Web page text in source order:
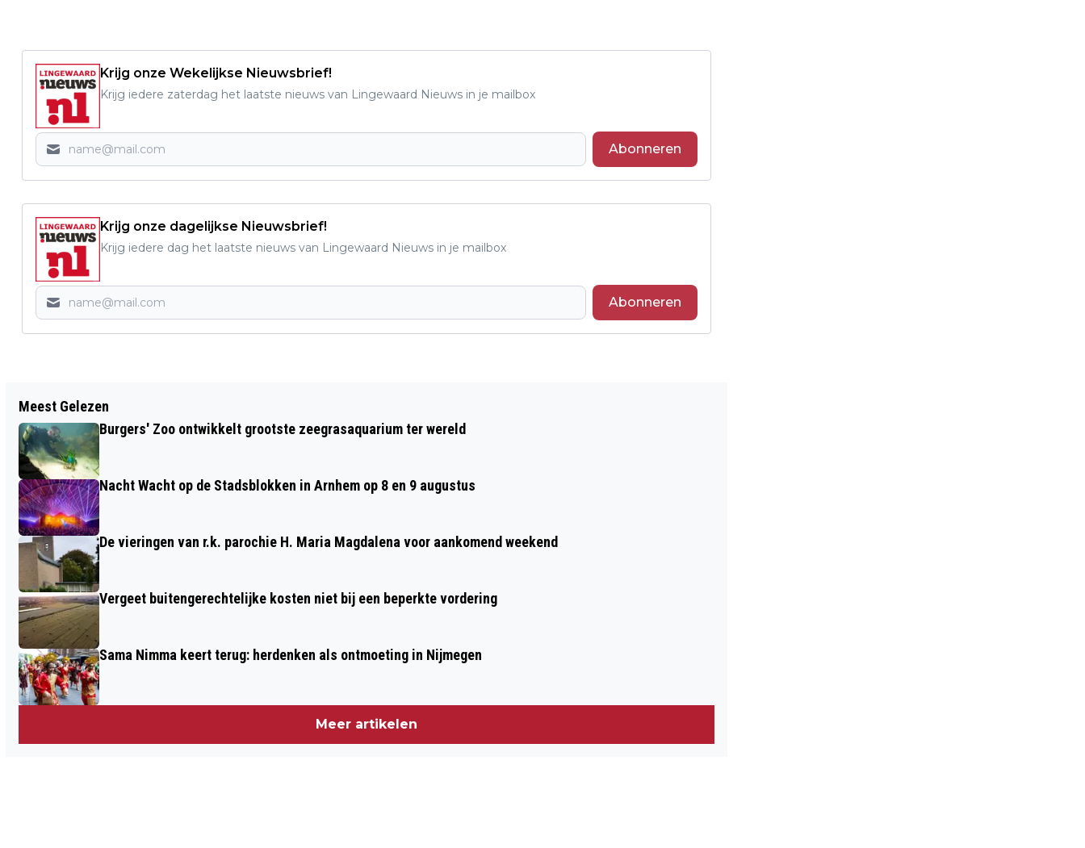
Krijg onze Wekelijkse Nieuwsbrief!
Krijg iedere zaterdag het laatste nieuws van Lingewaard Nieuws in je mailbox
Abonneren
Krijg onze dagelijkse Nieuwsbrief!
Krijg iedere dag het laatste nieuws van Lingewaard Nieuws in je mailbox
Abonneren
BLINDE LIEFDE VOOR SALSA IN ARNHEM
VANAF 14 MAART
EN 8 MAART IN WESTERVOORT
Meest Gelezen
Burgers' Zoo ontwikkelt grootste zeegrasaquarium ter wereld
Nacht Wacht op de Stadsblokken in Arnhem op 8 en 9 augustus
De vieringen van r.k. parochie H. Maria Magdalena voor aankomend weekend
Vergeet buitengerechtelijke kosten niet bij een beperkte vordering
Sama Nimma keert terug: herdenken als ontmoeting in Nijmegen
Meer artikelen